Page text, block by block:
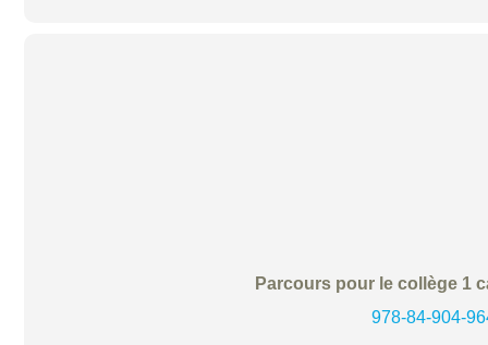
Parcours pour le collège 1
978-84-904-